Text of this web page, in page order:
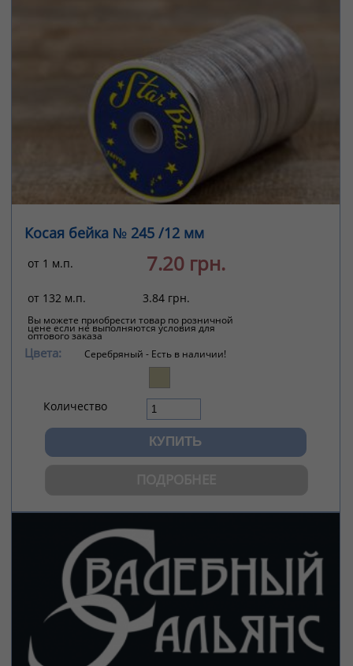
Косая бейка № 245 /12 мм
от 1 м.п. 7.20 грн.
от 132 м.п. 3.84 грн.
Вы можете приобрести товар по розничной
цене если не выполняются условия для
оптового заказа
Цвета: Серебряный - Есть в наличии!
Количество